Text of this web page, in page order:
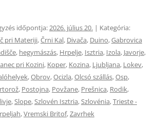
időpontja:2026. július 20. | Kategória:
pri Materiji,Črni Kal, Divača, Duino,Gabrovica
, hegymászás, Hrpelje, Isztria, Izola, Javorje,
pri Kozini, Koper, Kozina, Ljubljana, Lokev,
,Obrov,Ocizla,Olcsó szállás,Osp,
, Postojna, Povžane, Prešnica, Rodik,
,Slope,Szlovén Isztria,Szlovénia,Trieste -
,Vremski Britof,Zavrhek